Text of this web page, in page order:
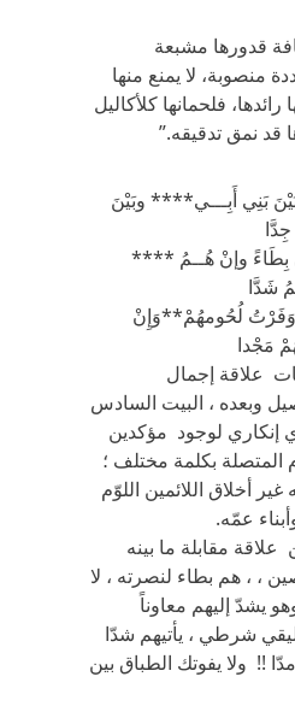
قدورها مشبعة
منصوبة، لا يمنع منها
فلحمانها كلأكاليل
قد نمق تدقيقه.”
بَنِي أَبِـــي**** وبَيْنَ
بِطَاءً وإنْ هُــمُ ****
شَدَّا
وَفَرْتُ لُحُومهُمْ**وَإِنْ
مَجْدا
علاقة إجمال
وبعده ، البيت السادس
إنكاري لوجود مؤكدين
المتصلة بكلمة مختلف ؛
أخلاق اللائمين اللوّم
عمّه.
مقابلة ما بينه
، ، هم بطاء لنصرته ، لا
يشدّ إليهم معاوناً
شرطي ، يأتيهم شدّا
!! ولا يفوتك الطباق بين